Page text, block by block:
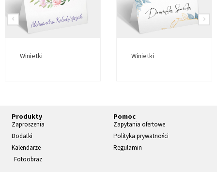
Winietki Winietki
Produkty
Zaproszenia
Dodatki
Kalendarze
Fotoobraz
Pomoc
Zapytania ofertowe
Polityka prywatności
Regulamin